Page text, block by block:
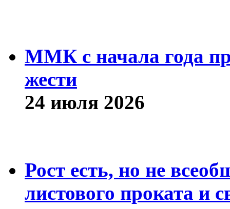
ММК с начала года
жести
24 июля 2026
Рост есть, но не
листового проката и